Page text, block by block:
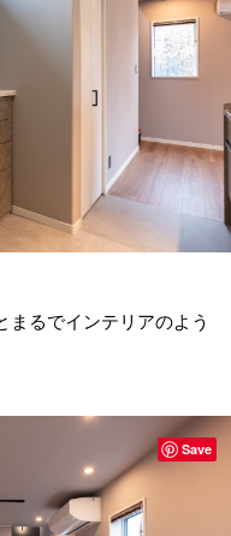
まるでインテリアのよう
Save